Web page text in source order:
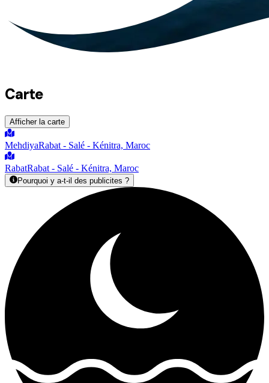
Carte
Afficher la carte
MehdiyaRabat - Salé - Kénitra, Maroc
RabatRabat - Salé - Kénitra, Maroc
Pourquoi y a-t-il des publicites ?